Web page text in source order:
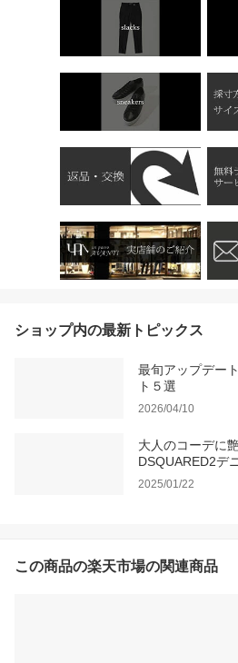
ショップ内の最新トピックス
最旬アップデー
ト５選
2026/04/10
大人のコーデに
DSQUARED2デ
2025/01/22
この商品の楽天市場の関連商品